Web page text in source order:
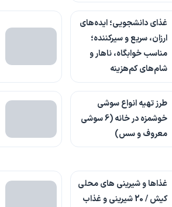
غذای دانشجویی؛ ایده‌های
ارزان، سریع و سیرکننده؛
مناسب خوابگاه، ناهار و
شام‌های کم‌هزینه
طرز تهیه انواع سوشی
خوشمزه در خانه (6 سوشی
معروف و سس)
غذاها و شیرینی های محلی
کیش / 20 شیرینی و غذاب